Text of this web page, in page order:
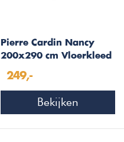
Pierre Cardin Nancy
200x290 cm Vloerkleed
249,-
Bekijken